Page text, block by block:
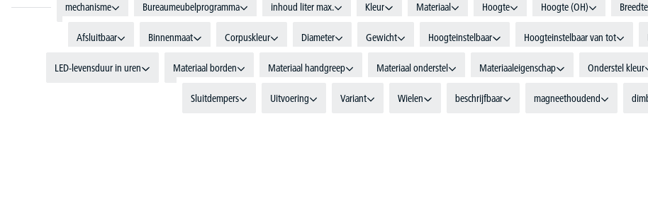
mechanisme Bureaumeubelprogramma inhoud liter max. Kleur Materiaal Hoogte Hoogte (OH) Breedte
Afsluitbaar Binnenmaat Corpuskleur Diameter Gewicht Hoogteinstelbaar Hoogteinstelbaar van tot
LED-levensduur in uren Materiaal borden Materiaal handgreep Materiaal onderstel Materiaaleigenschap Onderstel kleur
Sluitdempers Uitvoering Variant Wielen beschrijfbaar magneethoudend